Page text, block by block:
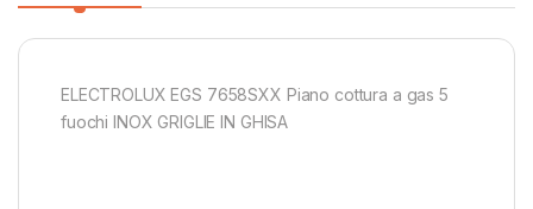
ELECTROLUX EGS 7658SXX Piano cottura a gas 5
fuochi INOX GRIGLIE IN GHISA